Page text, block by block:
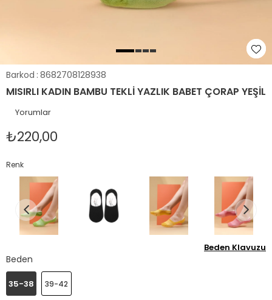
Barkod : 8682708128938
MISIRLI KADIN BAMBU TEKLI YAZLIK BABET ÇORAP YEŞIL
Yorumlar
₺220,00
Renk
Beden Klavuzu
Beden
35-38 39-42